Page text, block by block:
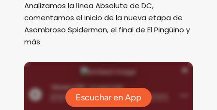
Analizamos la línea Absolute de DC,
comentamos el inicio de la nueva etapa de
Asombroso Spiderman, el final de El Pingüino y
más